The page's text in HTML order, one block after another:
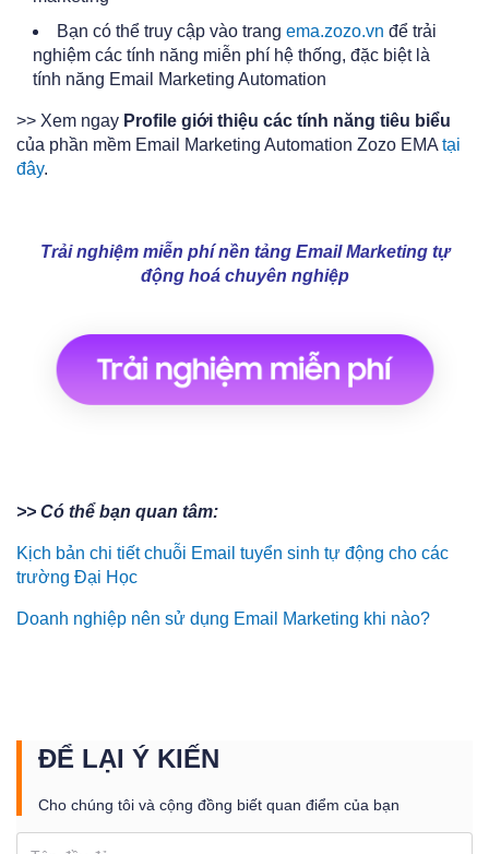
Bạn có thể truy cập vào trang ema.zozo.vn để trải
nghiệm các tính năng miễn phí hệ thống, đặc biệt là
tính năng Email Marketing Automation
>> Xem ngay Profile giới thiệu các tính năng tiêu biểu
của phần mềm Email Marketing Automation Zozo EMA tại
đây.
Trải nghiệm miễn phí nền tảng Email Marketing tự
động hoá chuyên nghiệp
>> Có thể bạn quan tâm:
Kịch bản chi tiết chuỗi Email tuyển sinh tự động cho các
trường Đại Học
Doanh nghiệp nên sử dụng Email Marketing khi nào?
ĐỂ LẠI Ý KIẾN
Cho chúng tôi và cộng đồng biết quan điểm của bạn